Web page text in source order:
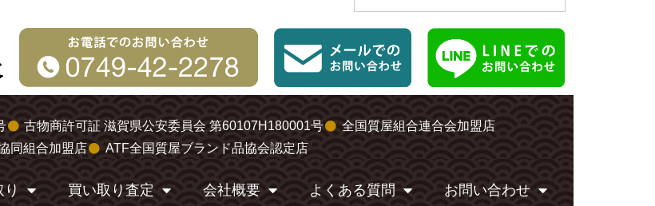
古物商許可証 滋賀県公安委員会 第60107H180001号
全国質屋組合連合会加盟店
同組合加盟店
ATF全国質屋ブランド品協会認定店
買い取り査定 会社概要 よくある質問 お問い合わせ